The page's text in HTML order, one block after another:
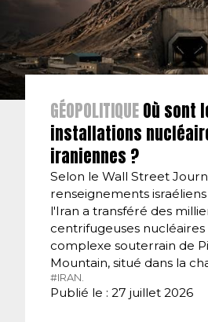
GÉOPOLITIQUEOù sont
installations
iraniennes ?
Selon le Wall Street
renseignements
l'Iran a transféré des
centrifugeuses nucléaires
complexe souterrain de
Mountain, situé dans la
#IRAN.
Publié le : 27 juillet 2026